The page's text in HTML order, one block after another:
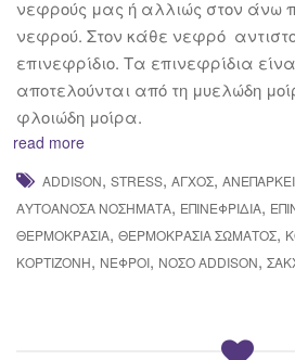
νεφρούς μας ή αλλιώς στον άνω
νεφρού. Στον κάθε νεφρό
επινεφρίδιο. Τα επινεφρίδια
αποτελούνται από τη μυελώδη
φλοιώδη μοίρα.
read more
ADDISON, STRESS, ΆΓΧΟΣ,
ΑΥΤΟΆΝΟΣΑ ΝΟΣΉΜΑΤΑ, ΕΠΙΝΕΦΡΙΔΊΑ,
ΘΕΡΜΟΚΡΑΣΊΑ, ΘΕΡΜΟΚΡΑΣΊΑ ΣΏΜΑΤΟΣ,
ΚΟΡΤΙΖΌΝΗ, ΝΕΦΡΟΊ, ΝΌΣΟ ADDISON,